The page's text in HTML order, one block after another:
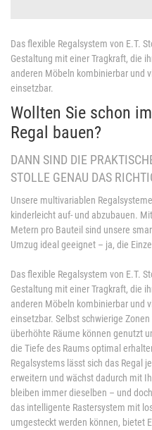
Das flexible Regalsystem von E.T.
Gestaltung mit einer Tragkraft, die
anderen Möbeln kombinierbar und
einsetzbar.
Wollten Sie schon
Regal bauen?
DANN SIND DIE
STOLLE GENAU DAS
Unsere multivariablen
kinderleicht auf- und abzubauen.
Metern pro Bauteil sind unsere
Umzug ideal geeignet – ja, die
Das flexible Regalsystem von E.T.
Gestaltung mit einer Tragkraft, die
anderen Möbeln kombinierbar und
einsetzbar. Selbst schwierige
überhöhte Räume können genutzt
die Tiefe des Raums optimal
Regalsystems lässt sich das Regal
erweitern und wächst dadurch mit
bleiben immer dieselben – und
das intelligente Rastersystem mit
umgesteckt werden können, bietet